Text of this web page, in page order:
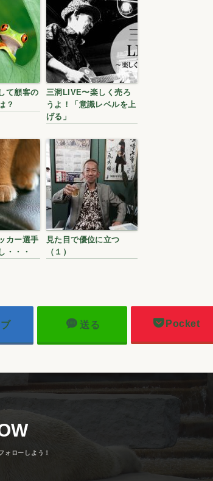
て顧客の
？
三洞LIVE〜楽しく売ろ
うよ！「意識レベルを上
げる」
カー選手
・・・
見た目で優位に立つ
（１）
送る Pocket